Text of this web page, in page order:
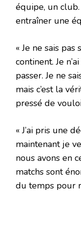
équipe, un club.
entraîner une
« Je ne sais
continent. Je
passer. Je ne
mais c’est la
pressé de
« J’ai pris une
maintenant je
nous avons en
matchs sont
du temps pour